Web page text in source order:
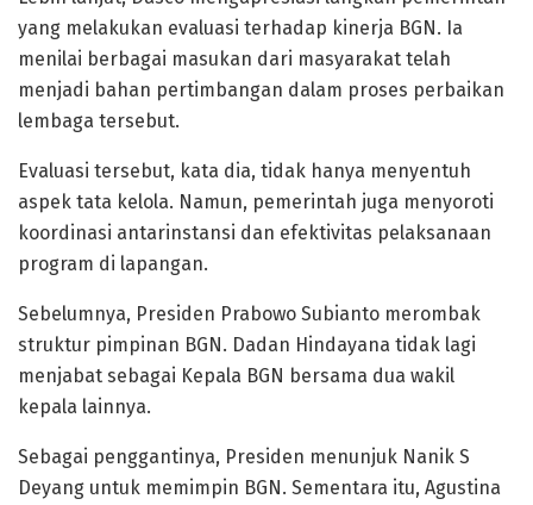
yang melakukan evaluasi terhadap kinerja BGN. Ia
menilai berbagai masukan dari masyarakat telah
menjadi bahan pertimbangan dalam proses perbaikan
lembaga tersebut.
Evaluasi tersebut, kata dia, tidak hanya menyentuh
aspek tata kelola. Namun, pemerintah juga menyoroti
koordinasi antarinstansi dan efektivitas pelaksanaan
program di lapangan.
Sebelumnya, Presiden Prabowo Subianto merombak
struktur pimpinan BGN. Dadan Hindayana tidak lagi
menjabat sebagai Kepala BGN bersama dua wakil
kepala lainnya.
Sebagai penggantinya, Presiden menunjuk Nanik S
Deyang untuk memimpin BGN. Sementara itu, Agustina